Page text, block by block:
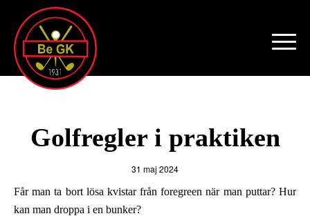
Golfregler i praktiken
31 maj 2024
Får man ta bort lösa kvistar från foregreen när man puttar? Hur
kan man droppa i en bunker?